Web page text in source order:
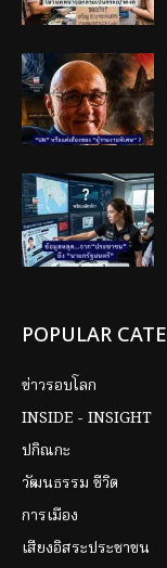
POPULAR
ข่าวรอบโลก
INSIDE - INSIGHT
ปกิณกะ
วัฒนธรรม ชีวิต
การเมือง
เสียงอิสระประชาชน